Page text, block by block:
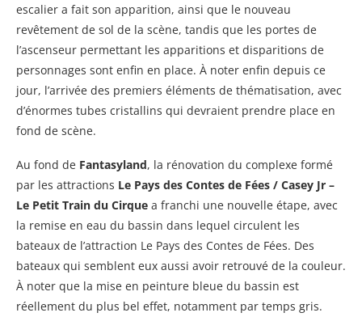
escalier a fait son apparition, ainsi que le nouveau
revêtement de sol de la scène, tandis que les portes de
l’ascenseur permettant les apparitions et disparitions de
personnages sont enfin en place. À noter enfin depuis ce
jour, l’arrivée des premiers éléments de thématisation, avec
d’énormes tubes cristallins qui devraient prendre place en
fond de scène.
Au fond de Fantasyland, la rénovation du complexe formé
par les attractions Le Pays des Contes de Fées / Casey Jr –
Le Petit Train du Cirque a franchi une nouvelle étape, avec
la remise en eau du bassin dans lequel circulent les
bateaux de l’attraction Le Pays des Contes de Fées. Des
bateaux qui semblent eux aussi avoir retrouvé de la couleur.
À noter que la mise en peinture bleue du bassin est
réellement du plus bel effet, notamment par temps gris.